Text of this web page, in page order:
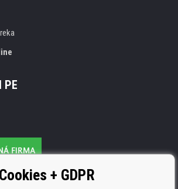
PE
de rezervă este certificat
STMC.
Cookies + GDPR